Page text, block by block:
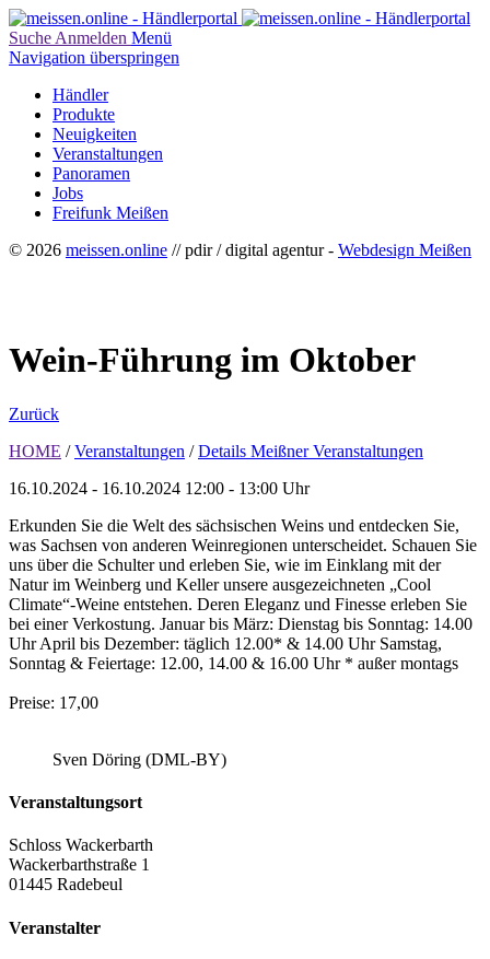
Suche Anmelden Menü
Navigation überspringen
Händler
Produkte
Neuigkeiten
Veranstaltungen
Panoramen
Jobs
Freifunk Meißen
© 2026 meissen.online // pdir / digital agentur - Webdesign Meißen
Wein-Führung im Oktober
Zurück
HOME / Veranstaltungen / Details Meißner Veranstaltungen
16.10.2024 - 16.10.2024 12:00 - 13:00 Uhr
Erkunden Sie die Welt des sächsischen Weins und entdecken Sie,
was Sachsen von anderen Weinregionen unterscheidet. Schauen Sie
uns über die Schulter und erleben Sie, wie im Einklang mit der
Natur im Weinberg und Keller unsere ausgezeichneten „Cool
Climate“-Weine entstehen. Deren Eleganz und Finesse erleben Sie
bei einer Verkostung. Januar bis März: Dienstag bis Sonntag: 14.00
Uhr April bis Dezember: täglich 12.00* & 14.00 Uhr Samstag,
Sonntag & Feiertage: 12.00, 14.00 & 16.00 Uhr * außer montags
Preise: 17,00
Sven Döring (DML-BY)
Veranstaltungsort
Schloss Wackerbarth
Wackerbarthstraße 1
01445 Radebeul
Veranstalter